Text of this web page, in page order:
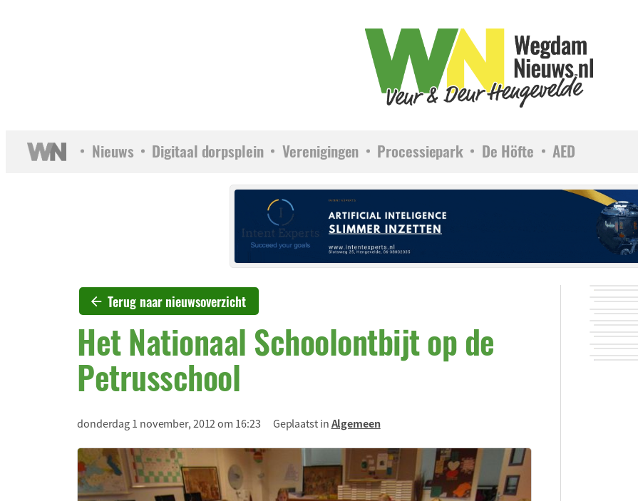
Nieuws Digitaal dorpsplein Verenigingen Processiepark De Höfte AED
Terug naar nieuwsoverzicht
Het Nationaal Schoolontbijt op de
Petrusschool
donderdag 1 november, 2012 om 16:23 Geplaatst inAlgemeen